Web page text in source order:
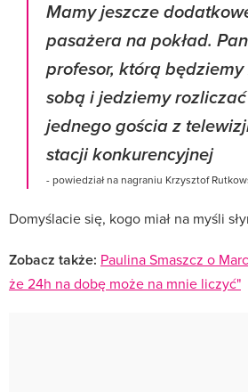
Mamy jeszcze
pasażera na pokład.
profesor, którą
sobą i jedziemy
jednego gościa z
stacji konkurencyjnej
- powiedział na nagraniu Krzysztof
Domyślacie się, kogo miał na myśli
Zobacz także: Paulina Smaszcz o
że 24h na dobę może na mnie liczyć"